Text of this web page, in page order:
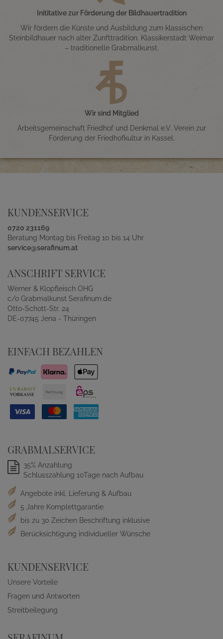
Inititative zur Förderung der Bildhauertradition
Wir fördern die Künste und Ausbildung zum klassischen
Steinbildhauer nach alter Zunfttradition. Klassikerstadt Weimar
– traditionelle Grabmalkunst.
Wir sind Mitglied
Arbeitsgemeinschaft Friedhof und Denkmal e.V. Verein zur
Förderung der Friedhofkultur in Kassel.
KUNDENSERVICE
0720 231169
Beratung Montag bis Freitag 10 bis 14 Uhr
service@serafinum.at
ANSCHRIFT SERVICE
Werner & Klopfleisch OHG
c/o Grabmalkunst Serafinum.de
Otto-Schott-Str. 24
DE-07745 Jena - Thüringen
EINFACH BEZAHLEN
GRABMALSERVICE
35% Anzahlung
Schlusszahlung 10Tage nach Aufbau
Angebote inkl. Lieferung & Aufbau
5 Jahre Komplettgarantie
bis zu 30 Zeichen Beschriftung inklusive
Berücksichtigung individueller Wünsche
KUNDENSERVICE
Unsere Vorteile
Fragen und Antworten
Streitbeilegung